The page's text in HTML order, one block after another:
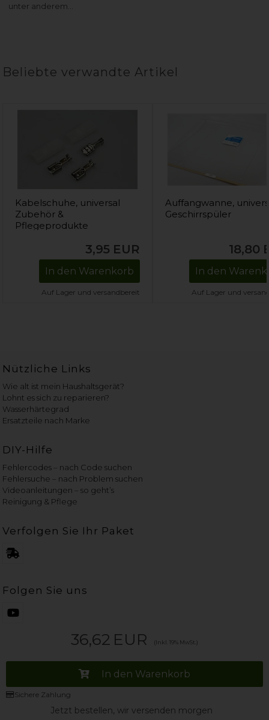
unter anderem…
36,62 EUR (Inkl. 19% MwSt.)
In den Warenkorb
Sichere Zahlung
Jetzt bestellen, wir versenden morgen
Beliebte verwandte Artikel
Kabelschuhe, universal
Zubehör &
Pflegeprodukte
3,95 EUR
In den Warenkorb
Auf Lager und versandbereit
Auffangwanne,
Geschirrspüler
18,80
In den
Auf Lager und
Nützliche Links
Wie alt ist mein Haushaltsgerät?
Lohnt es sich zu reparieren?
Wasserhärtegrad
Ersatzteile nach Marke
DIY-Hilfe
Fehlercodes – nach Code suchen
Fehlersuche – nach Problem suchen
Videoanleitungen – so geht’s
Reinigung & Pflege
Verfolgen Sie Ihr Paket
Folgen Sie uns